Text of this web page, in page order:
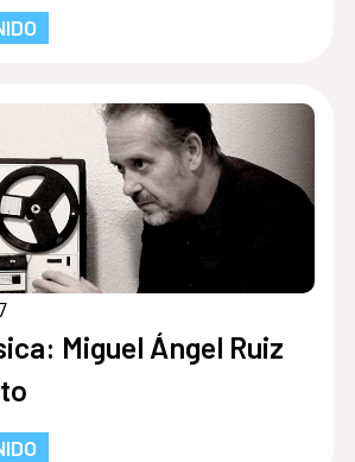
Miguel Ángel Ruiz